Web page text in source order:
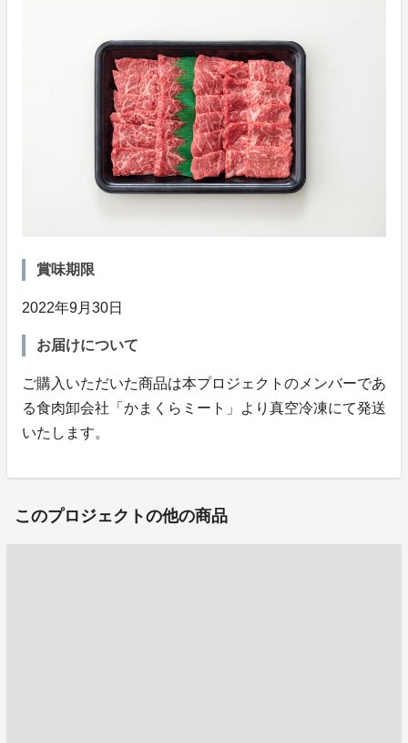
賞味期限
2022年9月30日
お届けについて
ご購入いただいた商品は本プロジェクトのメンバーであ
る食肉卸会社「かまくらミート」より真空冷凍にて発送
いたします。
このプロジェクトの他の商品